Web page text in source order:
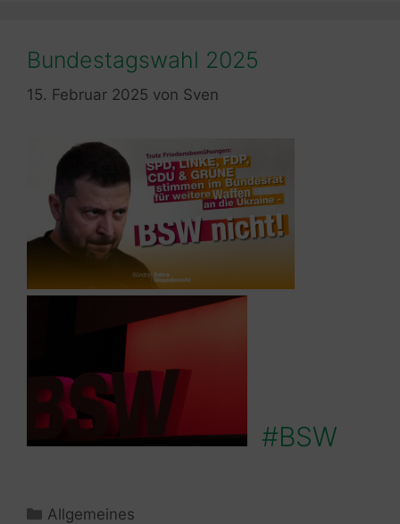
Bundestagswahl 2025
15. Februar 2025 von Sven
#BSW
Kategorien
Allgemeines